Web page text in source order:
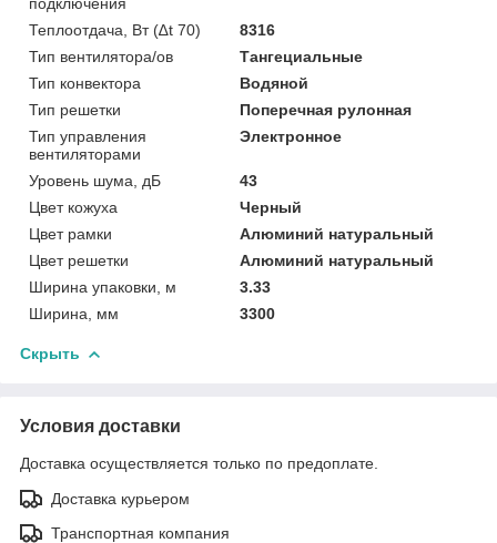
Теплоотдача, Вт (∆t 70)
8316
Тип вентилятора/ов
Тангециальные
Тип конвектора
Водяной
Тип решетки
Поперечная рулонная
Тип управления
вентиляторами
Электронное
Уровень шума, дБ
43
Цвет кожуха
Черный
Цвет рамки
Алюминий натуральный
Цвет решетки
Алюминий натуральный
Ширина упаковки, м
3.33
Ширина, мм
3300
Скрыть
Условия доставки
Доставка осуществляется только по предоплате.
Доставка курьером
Транспортная компания